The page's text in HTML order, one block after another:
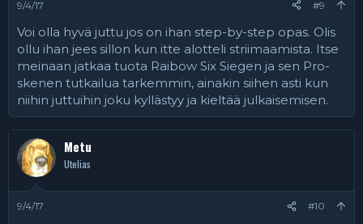
:
9/4/17 #9
Voi olla hyvä juttu jos on ihan step-by-step opas. Olis
ollu ihan jees sillon kun itte alotteli striimaamista. Itse
meinaan jatkaa tuota Raibow Six Siegen ja sen Pro-
skenen tutkailua tarkemmin, ainakin siihen asti kun
niihin juttuihin joku kyllästyy ja kieltää julkaisemisen.
Metu
Utelias
9/4/17 #10